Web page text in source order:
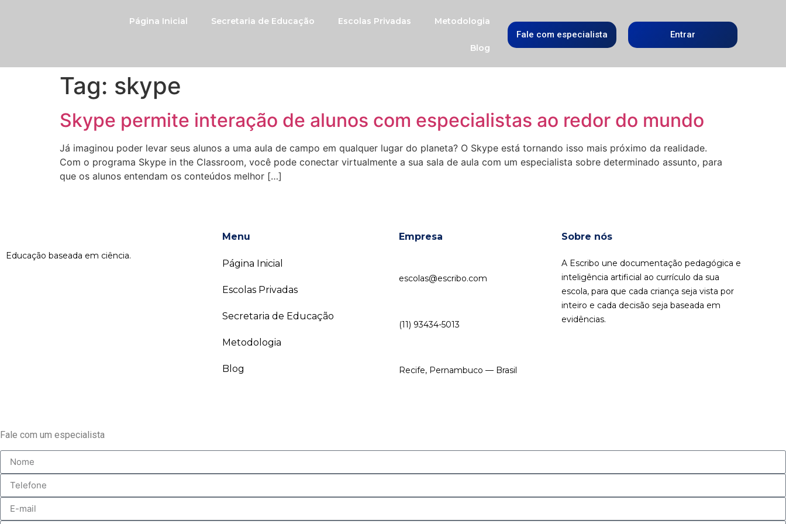
Página Inicial Secretaria de Educação Escolas Privadas Metodologia
Blog
Fale com especialista Entrar
Tag: skype
Skype permite interação de alunos com especialistas ao redor do mundo
Já imaginou poder levar seus alunos a uma aula de campo em qualquer lugar do planeta? O Skype está tornando isso mais próximo da realidade.
Com o programa Skype in the Classroom, você pode conectar virtualmente a sua sala de aula com um especialista sobre determinado assunto, para
que os alunos entendam os conteúdos melhor […]
Educação baseada em ciência.
Menu
Página Inicial
Escolas Privadas
Secretaria de Educação
Metodologia
Blog
Empresa
escolas@escribo.com
(11) 93434-5013
Recife, Pernambuco — Brasil
Sobre nós
A Escribo une documentação pedagógica e
inteligência artificial ao currículo da sua
escola, para que cada criança seja vista por
inteiro e cada decisão seja baseada em
evidências.
Fale com um especialista